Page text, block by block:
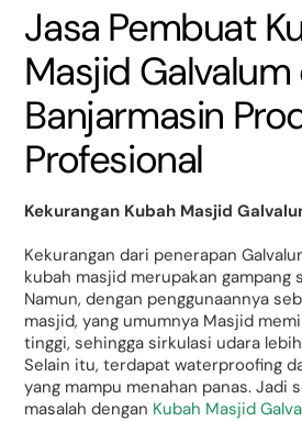
Jasa Pembuat
Masjid Galvalum
Banjarmasin
Profesional
Kekurangan Kubah Masjid
Kekurangan dari penerapan
kubah masjid merupakan gampang
Namun, dengan penggunaannya
masjid, yang umumnya Masjid
tinggi, sehingga sirkulasi udara
Selain itu, terdapat waterproofing
yang mampu menahan panas. Jadi
masalah dengan Kubah Masjid